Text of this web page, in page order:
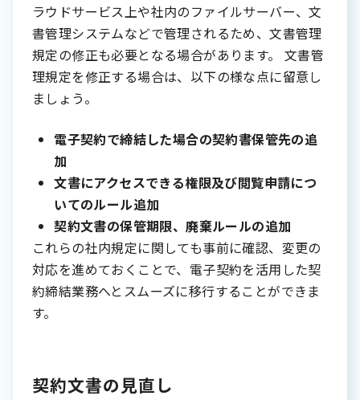
ラウドサービス上や社内のファイルサーバー、文
書管理システムなどで管理されるため、文書管理
規定の修正も必要となる場合があります。 文書管
理規定を修正する場合は、以下の様な点に留意し
ましょう。
電子契約で締結した場合の契約書保管先の追
加
文書にアクセスできる権限及び閲覧申請につ
いてのルール追加
契約文書の保管期限、廃棄ルールの追加
これらの社内規定に関しても事前に確認、変更の
対応を進めておくことで、電子契約を活用した契
約締結業務へとスムーズに移行することができま
す。
契約文書の見直し